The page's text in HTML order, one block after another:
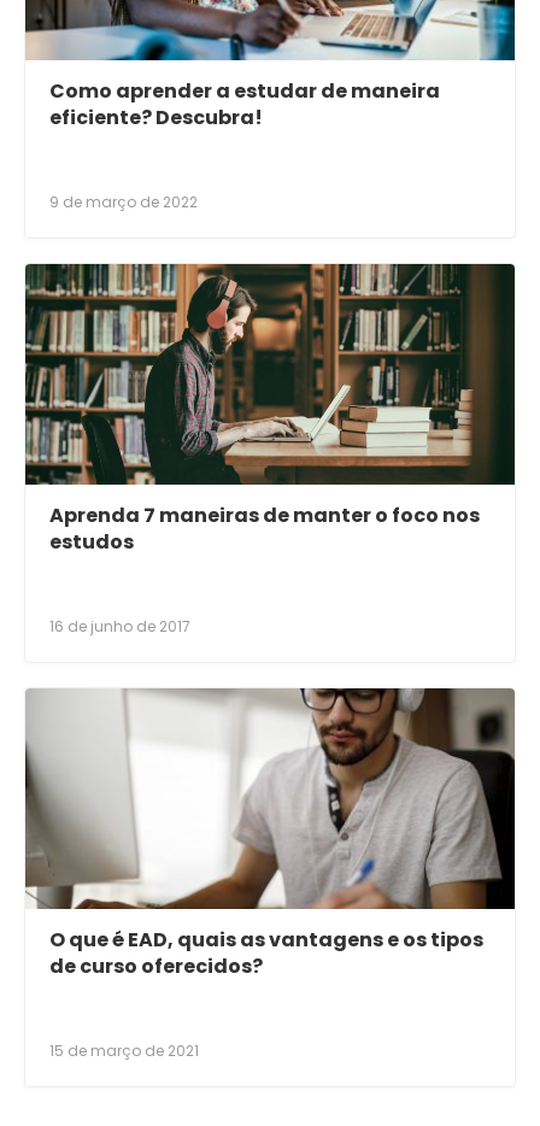
Como aprender a estudar de maneira
eficiente? Descubra!
9 de março de 2022
Aprenda 7 maneiras de manter o foco nos
estudos
16 de junho de 2017
O que é EAD, quais as vantagens e os tipos
de curso oferecidos?
15 de março de 2021